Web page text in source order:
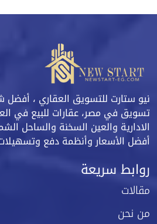
نيو ستارت للتسويق العقاري ، أفضل
تسويق في مصر، عقارات للبيع في
الادارية والعين السخنة والساحل
أفضل الأسعار وأنظمة دفع
روابط سريعة
مقالات
من نحن